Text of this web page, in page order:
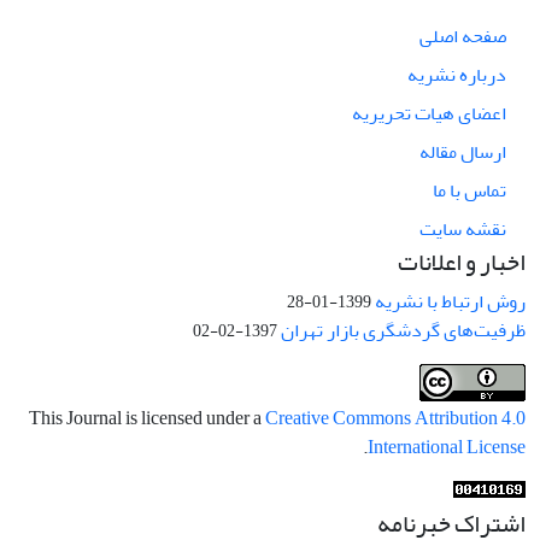
صفحه اصلی
درباره نشریه
اعضای هیات تحریریه
ارسال مقاله
تماس با ما
نقشه سایت
اخبار و اعلانات
روش ارتباط با نشریه1399-01-28
ظرفیت‌های گردشگری بازار تهران1397-02-02
This Journal is licensed under aCreative Commons Attribution 4.0
International License
.
اشتراک خبرنامه